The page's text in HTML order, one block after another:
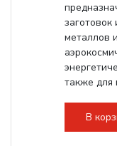
заготовок
металлов
также для
В